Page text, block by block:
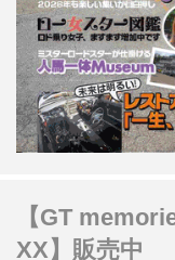
【GT
XX】販売中